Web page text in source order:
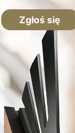
Zgłoś się